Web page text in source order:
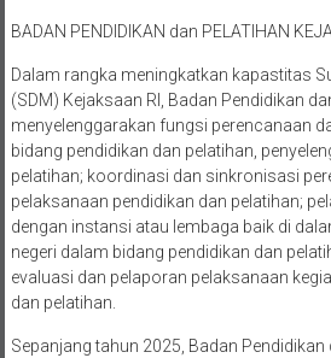
BADAN PENDIDIKAN dan PELATIHAN
Dalam rangka meningkatkan kapastitas
(SDM) Kejaksaan RI, Badan Pendidikan
menyelenggarakan fungsi perencanaan
bidang pendidikan dan pelatihan,
pelatihan; koordinasi dan sinkronisasi
pelaksanaan pendidikan dan pelatihan;
dengan instansi atau lembaga baik di
negeri dalam bidang pendidikan dan
evaluasi dan pelaporan pelaksanaan
dan pelatihan.
Sepanjang tahun 2025, Badan